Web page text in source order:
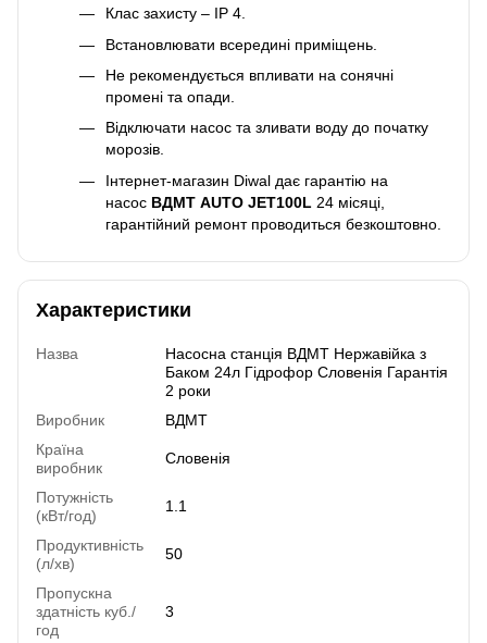
Клас захисту – IP 4.
Встановлювати всередині приміщень.
Не рекомендується впливати на сонячні
промені та опади.
Відключати насос та зливати воду до початку
морозів.
Інтернет-магазин Diwal дає гарантію на
насос ВДМТ AUTO JET100L 24 місяці,
гарантійний ремонт проводиться безкоштовно.
Характеристики
Назва
Насосна станція ВДМТ Нержавійка з
Баком 24л Гідрофор Словенія Гарантія
2 роки
Виробник
ВДМТ
Країна
виробник
Словенія
Потужність
(кВт/год)
1.1
Продуктивність
(л/хв)
50
Пропускна
здатність куб./
год
3